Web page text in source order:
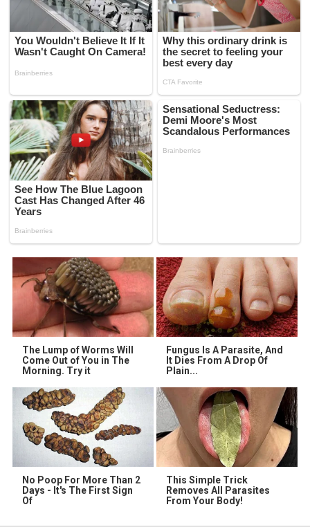
The Lump of Worms Will
Come Out of You in The
Morning. Try it
Fungus Is A Parasite, And
It Dies From A Drop Of
Plain...
No Poop For More Than 2
Days - It's The First Sign
Of
This Simple Trick
Removes All Parasites
From Your Body!